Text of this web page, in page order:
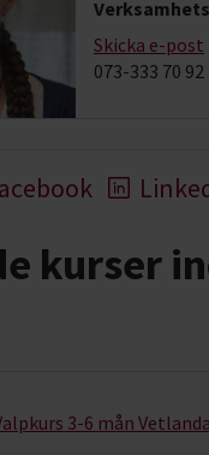
Skicka e-post
073-333 70 92
kurser
3-6 mån